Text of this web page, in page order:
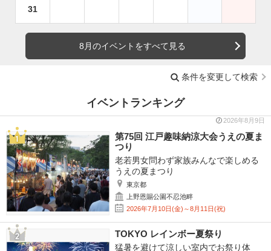
31
8月のイベントをすべて見る
条件を変更して検索
イベントランキング
2026年8月9日
第75回 江戸趣味納涼大会うえの夏ま
つり
老若男女問わず家族みんなで楽しめる
うえの夏まつり
東京都
上野恩賜公園不忍池畔
2026年7月10日(金)～8月11日(祝)
TOKYO レインボー夏祭り
猛暑を避けて涼しい室内でお祭り体